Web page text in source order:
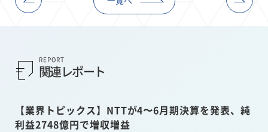
REPORT
関連レポート
【業界トピックス】NTTが4〜6月期決算を発表、純
利益2748億円で増収増益